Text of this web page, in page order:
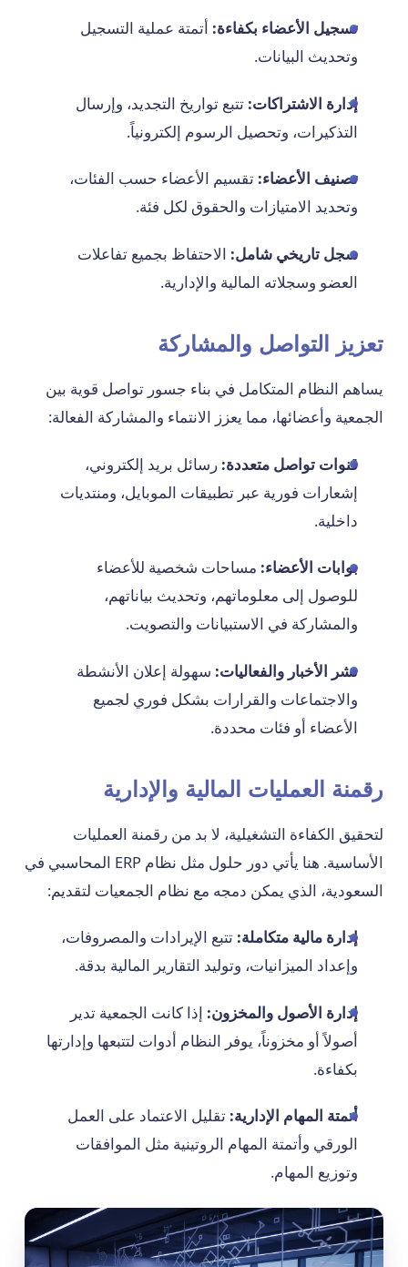
تسجيل الأعضاء بكفاءة: أتمتة عملية التسجيل
وتحديث البيانات.
إدارة الاشتراكات: تتبع تواريخ التجديد، وإرسال
التذكيرات، وتحصيل الرسوم إلكترونياً.
تصنيف الأعضاء: تقسيم الأعضاء حسب الفئات،
وتحديد الامتيازات والحقوق لكل فئة.
سجل تاريخي شامل: الاحتفاظ بجميع تفاعلات
العضو وسجلاته المالية والإدارية.
تعزيز التواصل والمشاركة
يساهم النظام المتكامل في بناء جسور تواصل قوية بين
الجمعية وأعضائها، مما يعزز الانتماء والمشاركة الفعالة:
قنوات تواصل متعددة: رسائل بريد إلكتروني،
إشعارات فورية عبر تطبيقات الموبايل، ومنتديات
داخلية.
بوابات الأعضاء: مساحات شخصية للأعضاء
للوصول إلى معلوماتهم، وتحديث بياناتهم،
والمشاركة في الاستبيانات والتصويت.
نشر الأخبار والفعاليات: سهولة إعلان الأنشطة
والاجتماعات والقرارات بشكل فوري لجميع
الأعضاء أو فئات محددة.
رقمنة العمليات المالية والإدارية
لتحقيق الكفاءة التشغيلية، لا بد من رقمنة العمليات
الأساسية. هنا يأتي دور حلول مثل نظام ERP المحاسبي في
السعودية، الذي يمكن دمجه مع نظام الجمعيات لتقديم:
إدارة مالية متكاملة: تتبع الإيرادات والمصروفات،
وإعداد الميزانيات، وتوليد التقارير المالية بدقة.
إدارة الأصول والمخزون: إذا كانت الجمعية تدير
أصولاً أو مخزوناً، يوفر النظام أدوات لتتبعها وإدارتها
بكفاءة.
أتمتة المهام الإدارية: تقليل الاعتماد على العمل
الورقي وأتمتة المهام الروتينية مثل الموافقات
وتوزيع المهام.